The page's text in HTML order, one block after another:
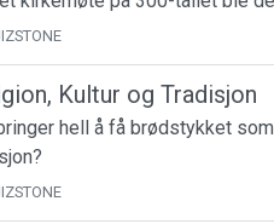
Kultur og Tradisjon
hell å få brødstykket